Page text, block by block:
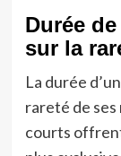
Durée
sur la
La durée
rareté de
courts